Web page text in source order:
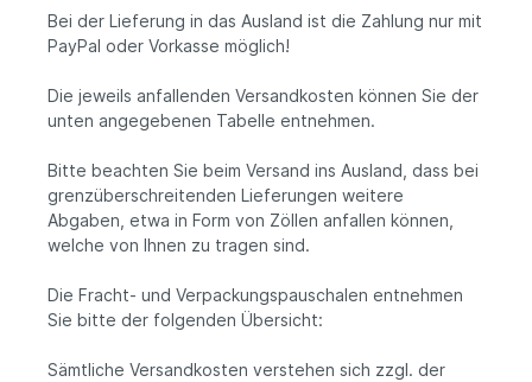
Bei der Lieferung in das Ausland ist die Zahlung nur mit
PayPal oder Vorkasse möglich!
Die jeweils anfallenden Versandkosten können Sie der
unten angegebenen Tabelle entnehmen.
Bitte beachten Sie beim Versand ins Ausland, dass bei
grenzüberschreitenden Lieferungen weitere
Abgaben, etwa in Form von Zöllen anfallen können,
welche von Ihnen zu tragen sind.
Die Fracht- und Verpackungspauschalen entnehmen
Sie bitte der folgenden Übersicht:
Sämtliche Versandkosten verstehen sich zzgl. der